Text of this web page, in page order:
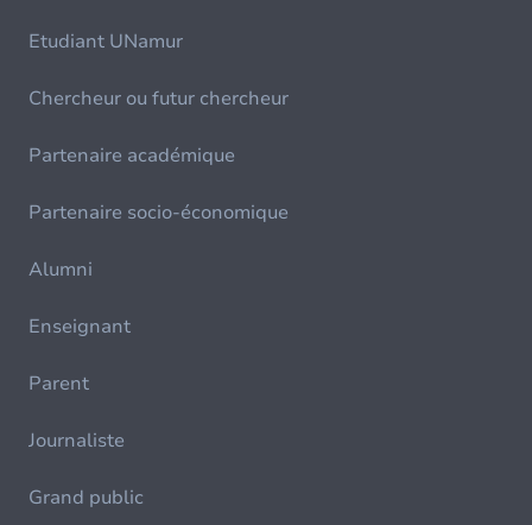
Etudiant UNamur
Chercheur ou futur chercheur
Partenaire académique
Partenaire socio-économique
Alumni
Enseignant
Parent
Journaliste
Grand public